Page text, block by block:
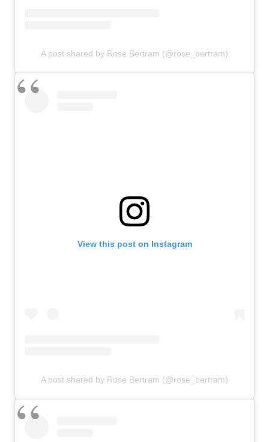
A post shared by Rose Bertram (@rose_bertram)
View this post on Instagram
A post shared by Rose Bertram (@rose_bertram)